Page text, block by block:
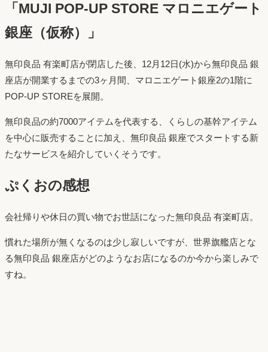
「MUJI POP-UP STORE マロニエゲート
銀座（仮称）」
無印良品 有楽町店が閉店した後、12月12日(水)から無印良品 銀
座店が開業するまでの3ヶ月間、マロニエゲート銀座2の1階に
POP-UP STOREを展開。
無印良品の約7000アイテムを代表する、くらしの基幹アイテム
を中心に販売することに加え、無印良品 銀座でスタートする新
たなサービスを紹介していくそうです。
ぷくおの感想
会社帰りや休日の買い物でお世話になった無印良品 有楽町店。
慣れた場所が無くなるのは少し寂しいですが、世界旗艦店とな
る無印良品 銀座店がどのようなお店になるのか今から楽しみで
すね。